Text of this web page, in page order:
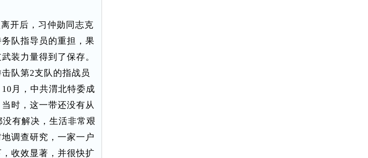
开后，习仲勋同志克
队指导员的重担，果
装力量得到了保存。
队第2支队的指战员
月，中共渭北特委成
时，这一带还没有从
有解决，生活非常艰
调查研究，一家一户
收效显著，并很快扩